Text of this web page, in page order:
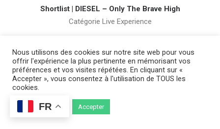
Shortlist | DIESEL – Only The Brave High
Catégorie Live Experience
Nous utilisons des cookies sur notre site web pour vous
offrir l'expérience la plus pertinente en mémorisant vos
préférences et vos visites répétées. En cliquant sur «
Accepter », vous consentez à l'utilisation de TOUS les
cookies.
Cookie settings Accepter
FR